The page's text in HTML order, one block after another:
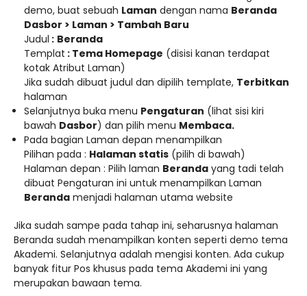
demo, buat sebuah Laman dengan nama Beranda
Dasbor > Laman > Tambah Baru
Judul : Beranda
Templat : Tema Homepage (disisi kanan terdapat
kotak Atribut Laman)
Jika sudah dibuat judul dan dipilih template, Terbitkan
halaman
Selanjutnya buka menu Pengaturan (lihat sisi kiri
bawah Dasbor) dan pilih menu Membaca.
Pada bagian Laman depan menampilkan
Pilihan pada : Halaman statis (pilih di bawah)
Halaman depan : Pilih laman Beranda yang tadi telah
dibuat Pengaturan ini untuk menampilkan Laman
Beranda menjadi halaman utama website
Jika sudah sampe pada tahap ini, seharusnya halaman
Beranda sudah menampilkan konten seperti demo tema
Akademi. Selanjutnya adalah mengisi konten. Ada cukup
banyak fitur Pos khusus pada tema Akademi ini yang
merupakan bawaan tema.